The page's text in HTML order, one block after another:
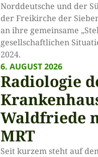
Norddeutsche und der
der Freikirche der
an ihre gemeinsame
gesellschaftlichen
2024.
6. AUGUST 2026
Radiologie
Waldfriede
MRT
Seit kurzem steht auf